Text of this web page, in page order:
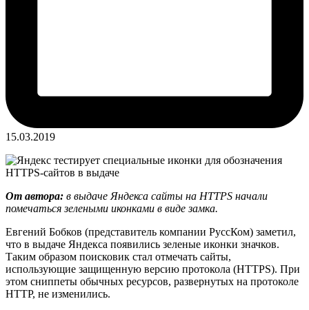
15.03.2019
От автора: в выдаче Яндекса сайты на HTTPS начали
помечаться зелеными иконками в виде замка.
Евгений Бобков (представитель компании РуссКом) заметил,
что в выдаче Яндекса появились зеленые иконки значков.
Таким образом поисковик стал отмечать сайты,
использующие защищенную версию протокола (HTTPS). При
этом сниппеты обычных ресурсов, развернутых на протоколе
HTTP, не изменились.